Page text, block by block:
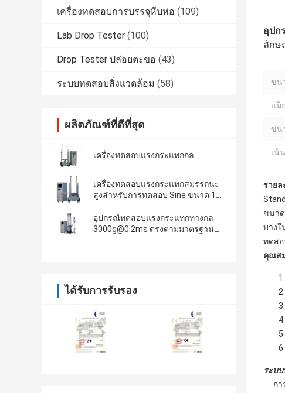
เครื่องทดสอบการบรรจุหีบห่อ (109)
Lab Drop Tester (100)
Drop Tester ปล่อยตะขอ (43)
ระบบทดสอบสิ่งแวดล้อม (58)
ผลิตภัณฑ์ที่ดีที่สุด
เครื่องทดสอบแรงกระแทกกล
เครื่องทดสอบแรงกระแทกสมรรถนะ
สูงสำหรับการทดสอบ Sine ขนาด 150
อุปกรณ์ทดสอบแรงกระแทกทางกล
3000g@0.2ms ตรงตามมาตรฐาน
ได้รับการรับรอง
อุปก
ลักษ
ขน
แม็
ขน
เน้
ราย
ขนาด
บางใ
ทดสอ
คุณส
ระบ
·ก